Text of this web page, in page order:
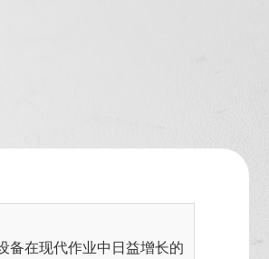
备在现代作业中日益增长的